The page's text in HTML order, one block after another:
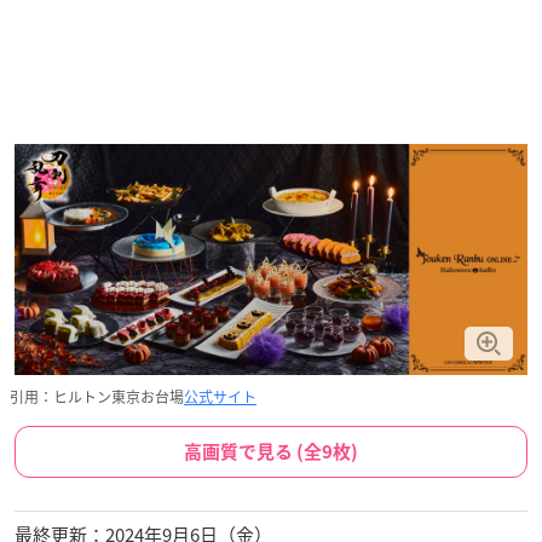
引用：ヒルトン東京お台場公式サイト
高画質で見る (全9枚)
最終更新：2024年9月6日（金）